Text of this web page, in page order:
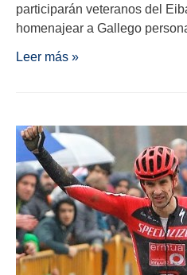
participarán veteranos del
homenajear a Gallego
Leer más »